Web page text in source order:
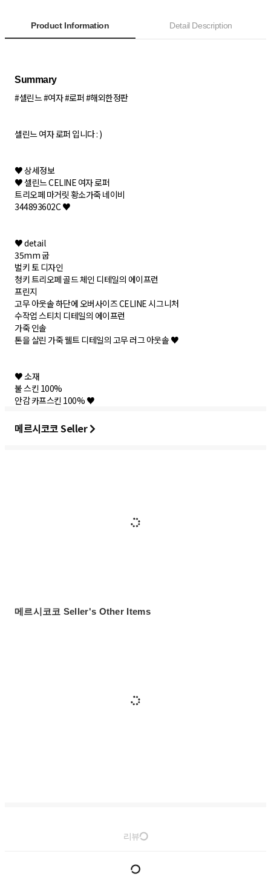
Product Information Detail Description
Summary
#셀린느 #여자 #로퍼 #해외한정판
셀린느 여자 로퍼 입니다 : )
♥ 상세정보
♥ 셀린느 CELINE 여자 로퍼
트리오페 마거릿 황소가죽 네이비
344893602C ♥
♥ detail
35mm 굽
벌키 토 디자인
청키 트리오페 골드 체인 디테일의 에이프런
프린지
고무 아웃솔 하단에 오버사이즈 CELINE 시그니처
수작업 스티치 디테일의 에이프런
가죽 인솔
톤을 살린 가죽 웰트 디테일의 고무 러그 아웃솔 ♥
♥ 소재
불 스킨 100%
안감 카프스킨 100% ♥
메르시코코 Seller
메르시코코 Seller's Other Items
리뷰